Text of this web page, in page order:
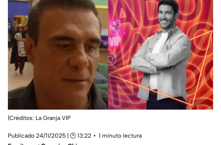
|Créditos: La Granja VIP
Publicado 24/11/2025 | 🕑 13:22
1 minuto lectura